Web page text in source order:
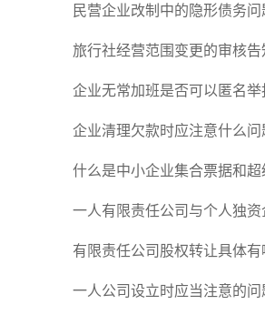
后国企员工属于什么性质？
民营企业改制中的隐形债务问
对隐形债务问题应该如何解决
旅行社经营范围变更的审核告
旅游业的发展现状和趋势
企业无常加班是否可以匿名举
制加班公司没有加班费怎么办
企业清理欠款时应注意什么问
业短期借款需要注意哪些事项
什么是中小企业集合票据和超
融资券？一起来了解一下吧！
一人有限责任公司与个人独资
区别 这些知识你都知道吗？
有限责任公司股权转让具体有
式？来了解下这五种形式
一人公司设立时应当注意的问题